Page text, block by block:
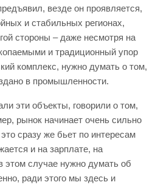
везде он проявляется,
и стабильных регионах,
стороны – даже несмотря на
и традиционный упор
комплекс, нужно думать о том,
в промышленности.
эти объекты, говорили о том,
рынок начинает очень сильно
сразу же бьет по интересам
и на зарплате, на
этом случае нужно думать об
ради этого мы здесь и